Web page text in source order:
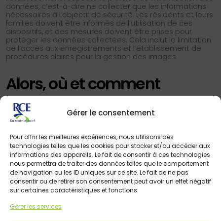
Gérer le consentement
Pour offrir les meilleures expériences, nous utilisons des
technologies telles que les cookies pour stocker et/ou accéder aux
informations des appareils. Le fait de consentir à ces technologies
nous permettra de traiter des données telles que le comportement
de navigation ou les ID uniques sur ce site. Le fait de ne pas
consentir ou de retirer son consentement peut avoir un effet négatif
sur certaines caractéristiques et fonctions.
Gérer les services
données, c’est-à-dire ne collecter que les informations
nécessaires à l’objectif de sécurité. Les résidents et leurs
familles doivent être informés de l’utilisation de ces
dispositifs, et des mesures doivent être prises pour
protéger les données collectées. Cela inclut la limitation
de l’accès aux enregistrements et l’établissement de
procédures claires pour la gestion des images.
Alors, où et comment
installer une caméra en
EHPAD ?